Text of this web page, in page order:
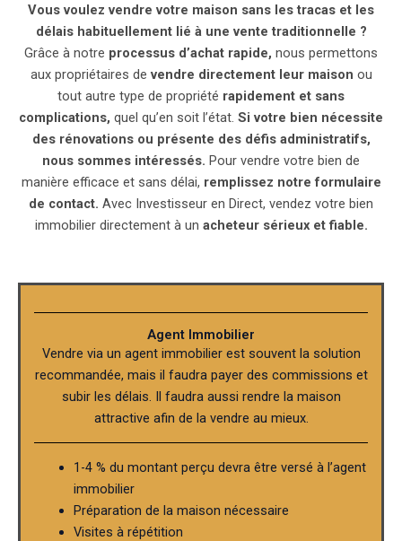
Vous voulez vendre votre maison sans les tracas et les
délais habituellement lié à une vente traditionnelle ?
Grâce à notre processus d’achat rapide, nous permettons
aux propriétaires de vendre directement leur maison ou
tout autre type de propriété rapidement et sans
complications, quel qu’en soit l’état. Si votre bien nécessite
des rénovations ou présente des défis administratifs,
nous sommes intéressés. Pour vendre votre bien de
manière efficace et sans délai, remplissez notre formulaire
de contact. Avec Investisseur en Direct, vendez votre bien
immobilier directement à un acheteur sérieux et fiable.
Agent Immobilier
Vendre via un agent immobilier est souvent la solution
recommandée, mais il faudra payer des commissions et
subir les délais. Il faudra aussi rendre la maison
attractive afin de la vendre au mieux.
1-4 % du montant perçu devra être versé à l’agent
immobilier
Préparation de la maison nécessaire
Visites à répétition